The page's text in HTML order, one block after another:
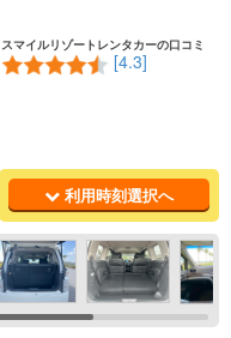
スマイルリゾートレンタカーの口コミ
[4.3]
利用時刻選択へ